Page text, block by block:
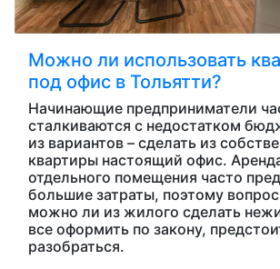
Можно ли использовать
под офис в Тольятти?
Начинающие предприниматели
сталкиваются с недостатком
из вариантов – сделать из
квартиры настоящий офис.
отдельного помещения часто
большие затраты, поэтому
можно ли из жилого сделать
все оформить по закону,
разобраться.